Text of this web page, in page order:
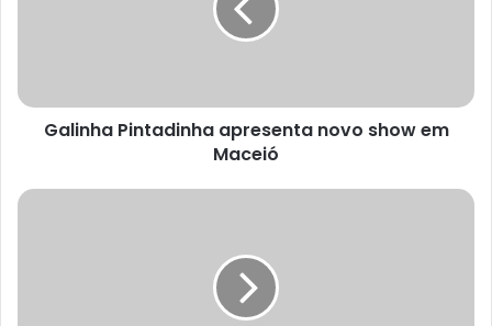
Galinha Pintadinha apresenta novo show em
Maceió